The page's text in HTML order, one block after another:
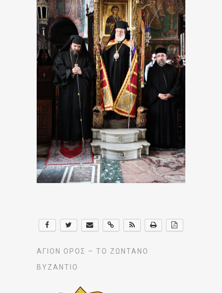
ΆΓΙΟΝ ΌΡΟΣ – ΤΟ ΖΩΝΤΑΝΌ
ΒΥΖΆΝΤΙΟ